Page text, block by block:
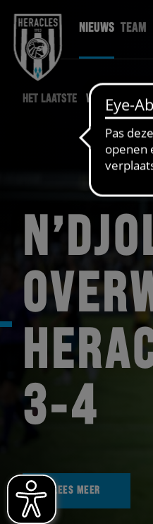
NIEUWS TEAM
HET LAATSTE WEDSTRIJD
3-4
LEES MEER